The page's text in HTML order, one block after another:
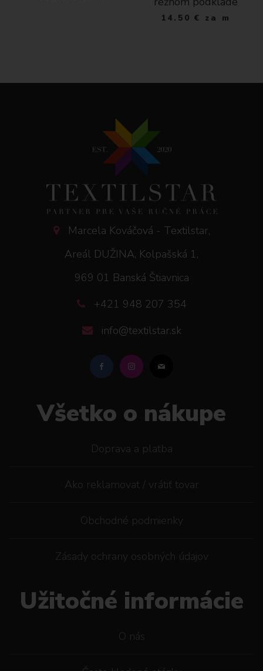
14.50 € za m
Marcela Kováčová - Textilstar,
Areál DUŽINA, Kolpašská 1,
969 01 Banská Štiavnica
+421 948 207 354
info@textilstar.sk
Všetko o nákupe
Doprava a platba
Ako reklamovat / vrátiť tovar
Obchodné podmienky
Zásady ochrany osobných údajov
Užitočné informácie
O nás